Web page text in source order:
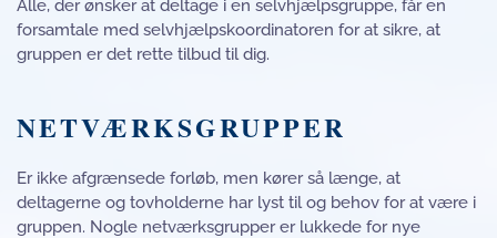
Alle, der ønsker at deltage i en selvhjælpsgruppe, får en
forsamtale med selvhjælpskoordinatoren for at sikre, at
gruppen er det rette tilbud til dig.
NETVÆRKSGRUPPER
Er ikke afgrænsede forløb, men kører så længe, at
deltagerne og tovholderne har lyst til og behov for at være i
gruppen. Nogle netværksgrupper er lukkede for nye